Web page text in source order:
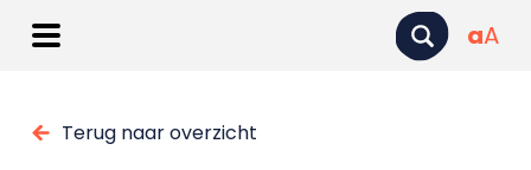
aA
Terug naar overzicht